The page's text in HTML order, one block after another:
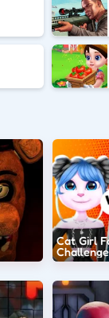
Cat Girl
Challenge